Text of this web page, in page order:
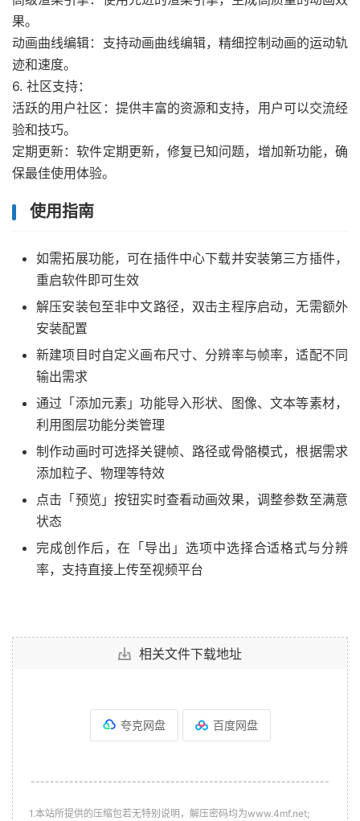
果。
动画曲线编辑：支持动画曲线编辑，精细控制动画的运动轨
迹和速度。
6. 社区支持：
活跃的用户社区：提供丰富的资源和支持，用户可以交流经
验和技巧。
定期更新：软件定期更新，修复已知问题，增加新功能，确
保最佳使用体验。
使用指南
如需拓展功能，可在插件中心下载并安装第三方插件，
重启软件即可生效
解压安装包至非中文路径，双击主程序启动，无需额外
安装配置
新建项目时自定义画布尺寸、分辨率与帧率，适配不同
输出需求
通过「添加元素」功能导入形状、图像、文本等素材，
利用图层功能分类管理
制作动画时可选择关键帧、路径或骨骼模式，根据需求
添加粒子、物理等特效
点击「预览」按钮实时查看动画效果，调整参数至满意
状态
完成创作后，在「导出」选项中选择合适格式与分辨
率，支持直接上传至视频平台
相关文件下载地址
夸克网盘 百度网盘
--------------------------------------------------------------
1.本站所提供的压缩包若无特别说明，解压密码均为www.4mf.net;